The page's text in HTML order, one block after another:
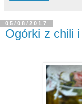
05/08/2017
Ogórki z chili